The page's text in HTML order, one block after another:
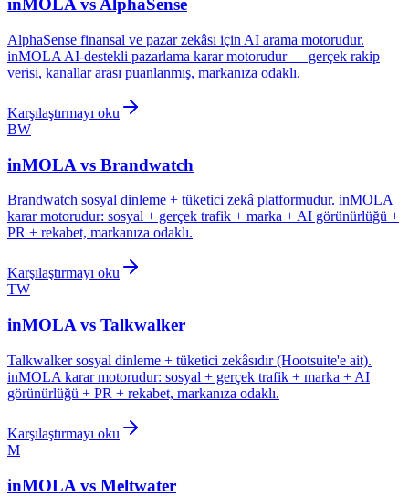
inMOLA vsAlphaSense
AlphaSense finansal ve pazar zekâsı için AI arama motorudur.
inMOLA AI-destekli pazarlama karar motorudur — gerçek rakip
verisi, kanallar arası puanlanmış, markanıza odaklı.
Karşılaştırmayı oku
BW
inMOLA vs Brandwatch
Brandwatch sosyal dinleme + tüketici zekâ platformudur. inMOLA
karar motorudur: sosyal + gerçek trafik + marka + AI görünürlüğü +
PR + rekabet, markanıza odaklı.
Karşılaştırmayı oku
TW
inMOLA vs Talkwalker
Talkwalker sosyal dinleme + tüketici zekâsıdır (Hootsuite'e ait).
inMOLA karar motorudur: sosyal + gerçek trafik + marka + AI
görünürlüğü + PR + rekabet, markanıza odaklı.
Karşılaştırmayı oku
M
inMOLA vs Meltwater